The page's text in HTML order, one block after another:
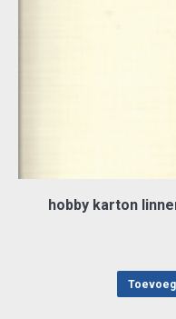
hobby karton